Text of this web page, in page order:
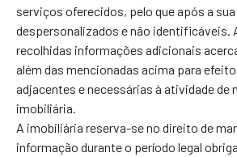
serviços oferecidos, pelo que após a
despersonalizados e não identificáveis.
recolhidas informações adicionais
além das mencionadas acima para
adjacentes e necessárias à atividade de
imobiliária.
A imobiliária reserva-se no direito de
informação durante o período legal